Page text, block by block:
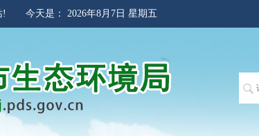
站! 今天是： 2026年8月7日 星期五